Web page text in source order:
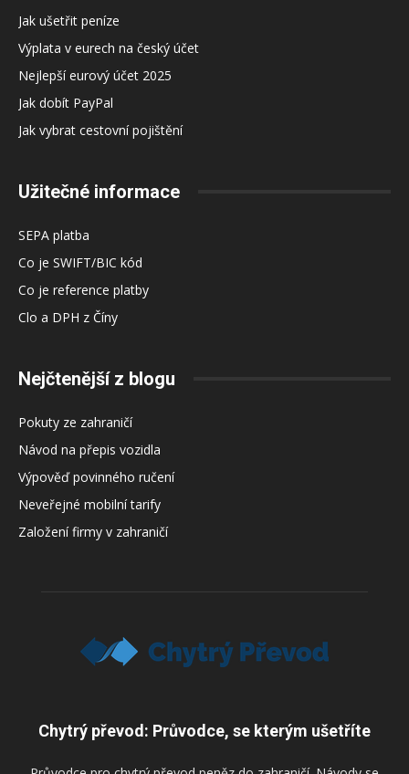
Jak ušetřit peníze
Výplata v eurech na český účet
Nejlepší eurový účet 2025
Jak dobít PayPal
Jak vybrat cestovní pojištění
Užitečné informace
SEPA platba
Co je SWIFT/BIC kód
Co je reference platby
Clo a DPH z Číny
Nejčtenější z blogu
Pokuty ze zahraničí
Návod na přepis vozidla
Výpověď povinného ručení
Neveřejné mobilní tarify
Založení firmy v zahraničí
Chytrý převod: Průvodce, se kterým ušetříte